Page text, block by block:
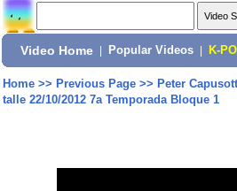
Video Home Popular Videos K-
Home>> Previous Page>> Peter
talle 22/10/2012 7a Temporada Bloque 1